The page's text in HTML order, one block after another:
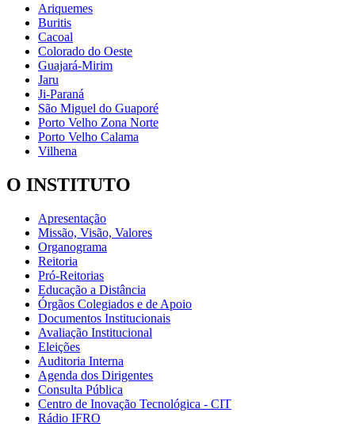
Ariquemes
Buritis
Cacoal
Colorado do Oeste
Guajará-Mirim
Jaru
Ji-Paraná
São Miguel do Guaporé
Porto Velho Zona Norte
Porto Velho Calama
Vilhena
O INSTITUTO
Apresentação
Missão, Visão, Valores
Organograma
Reitoria
Pró-Reitorias
Educação a Distância
Órgãos Colegiados e de Apoio
Documentos Institucionais
Avaliação Institucional
Eleições
Auditoria Interna
Agenda dos Dirigentes
Consulta Pública
Centro de Inovação Tecnológica - CIT
Rádio IFRO